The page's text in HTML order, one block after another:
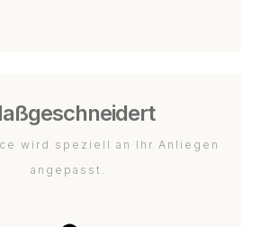
wird speziell an Ihr Anliegen
angepasst.